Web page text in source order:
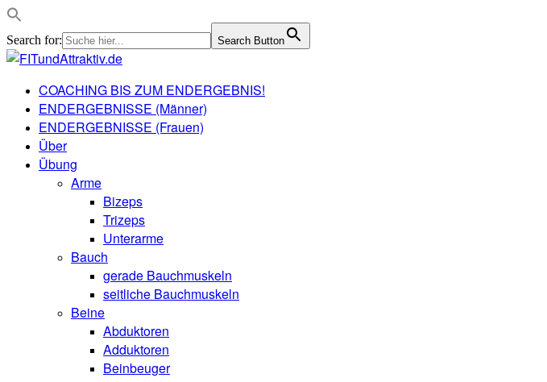
Search for: Search Button
COACHING BIS ZUM ENDERGEBNIS!
ENDERGEBNISSE (Männer)
ENDERGEBNISSE (Frauen)
Über
Übung
Arme
Bizeps
Trizeps
Unterarme
Bauch
gerade Bauchmuskeln
seitliche Bauchmuskeln
Beine
Abduktoren
Adduktoren
Beinbeuger